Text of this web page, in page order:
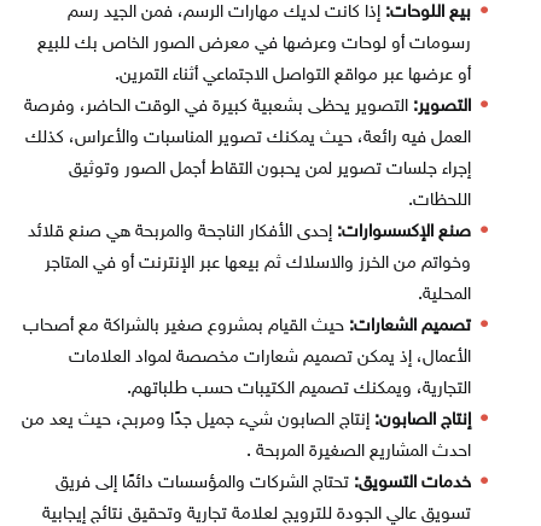
بيع اللوحات: إذا كانت لديك مهارات الرسم، فمن الجيد رسم
رسومات أو لوحات وعرضها في معرض الصور الخاص بك للبيع
أو عرضها عبر مواقع التواصل الاجتماعي أثناء التمرين.
التصوير: التصوير يحظى بشعبية كبيرة في الوقت الحاضر، وفرصة
العمل فيه رائعة، حيث يمكنك تصوير المناسبات والأعراس، كذلك
إجراء جلسات تصوير لمن يحبون التقاط أجمل الصور وتوثيق
اللحظات.
صنع الإكسسوارات: إحدى الأفكار الناجحة والمربحة هي صنع قلائد
وخواتم من الخرز والاسلاك ثم بيعها عبر الإنترنت أو في المتاجر
المحلية.
تصميم الشعارات: حيث القيام بمشروع صغير بالشراكة مع أصحاب
الأعمال، إذ يمكن تصميم شعارات مخصصة لمواد العلامات
التجارية، ويمكنك تصميم الكتيبات حسب طلباتهم.
إنتاج الصابون: إنتاج الصابون شيء جميل جدًا ومربح، حيث يعد من
احدث المشاريع الصغيرة المربحة .
خدمات التسويق: تحتاج الشركات والمؤسسات دائمًا إلى فريق
تسويق عالي الجودة للترويج لعلامة تجارية وتحقيق نتائج إيجابية